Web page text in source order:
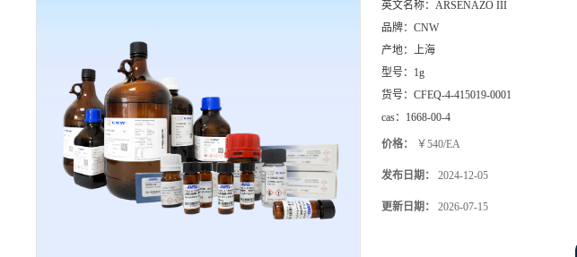
英文名称： ARSENAZO III
品牌： CNW
产地： 上海
型号： 1g
货号： CFEQ-4-415019-0001
cas： 1668-00-4
价格： ￥540/EA
发布日期： 2024-12-05
更新日期： 2026-07-15